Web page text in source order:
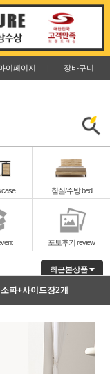
이페이지 | 장바구니
침실/주방 bed
포토후기 review
최근본상품
파+사이드장2개